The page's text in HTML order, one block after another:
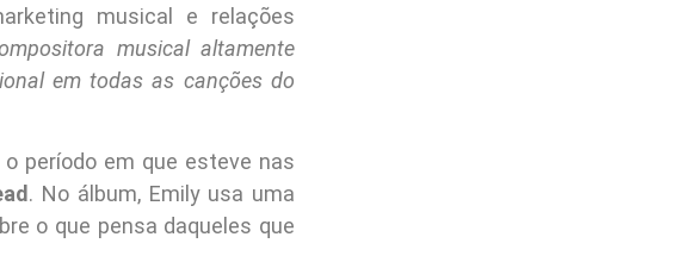
musical e relações
musical altamente
em todas as canções do
período em que esteve nas
. No álbum, Emily usa uma
o que pensa daqueles que